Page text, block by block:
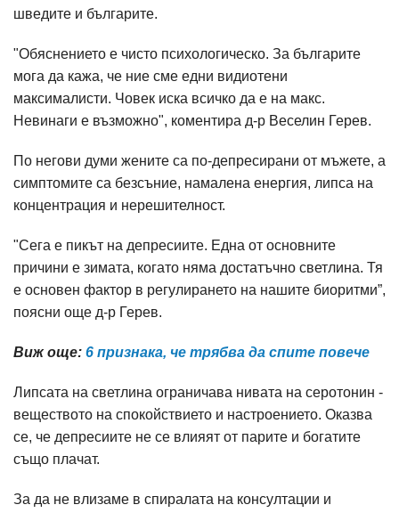
шведите и българите.
"Обяснението е чисто психологическо. За българите
мога да кажа, че ние сме едни видиотени
максималисти. Човек иска всичко да е на макс.
Невинаги е възможно", коментира д-р Веселин Герев.
По негови думи жените са по-депресирани от мъжете, а
симптомите са безсъние, намалена енергия, липса на
концентрация и нерешителност.
"Сега е пикът на депресиите. Една от основните
причини е зимата, когато няма достатъчно светлина. Тя
е основен фактор в регулирането на нашите биоритми”,
поясни още д-р Герев.
Виж още: 6 признака, че трябва да спите повече
Липсата на светлина ограничава нивата на серотонин -
веществото на спокойствието и настроението. Оказва
се, че депресиите не се влияят от парите и богатите
също плачат.
За да не влизаме в спиралата на консултации и